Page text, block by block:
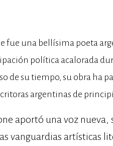
fue una bellísima poeta
política acalorada
de su tiempo, su obra ha
argentinas de
aportó una voz
vanguardias artísticas